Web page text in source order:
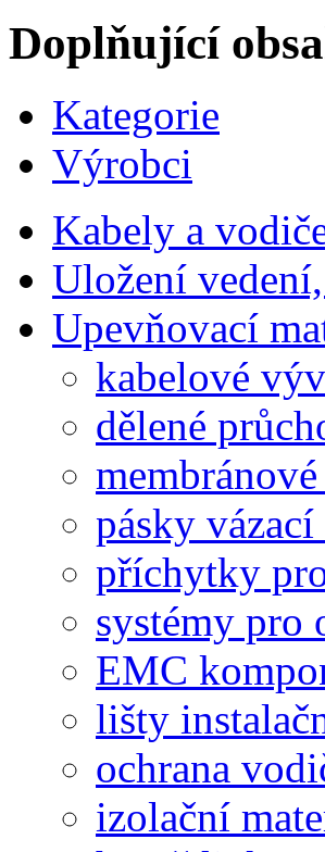
Doplňující
Kategorie
Výrobci
Kabely a
Uložení
Upevňovací
kabelové
dělené
pásky
příchytky
systémy pro
EMC
lišty
ochrana
izolační